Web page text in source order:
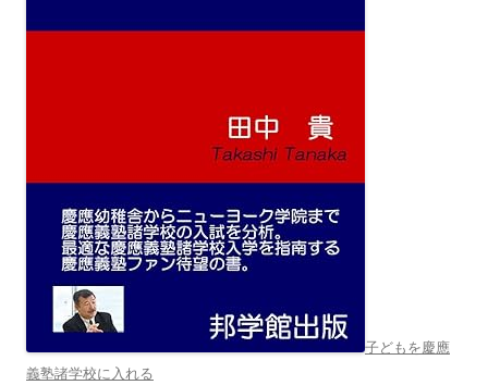
子どもを慶應
義塾諸学校に入れる